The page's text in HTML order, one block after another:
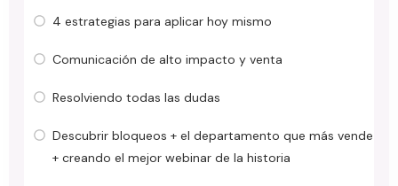
4 estrategias para aplicar hoy mismo
Comunicación de alto impacto y venta
Resolviendo todas las dudas
Descubrir bloqueos + el departamento que más vende
+ creando el mejor webinar de la historia